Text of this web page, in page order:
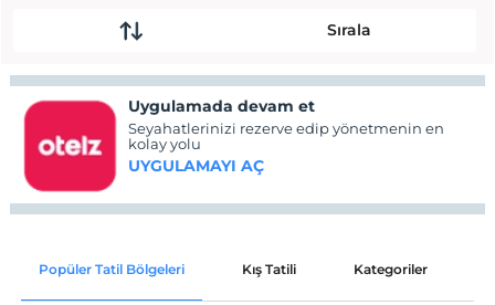
Sırala
Uygulamada devam et
Seyahatlerinizi rezerve edip yönetmenin en
kolay yolu
UYGULAMAYI AÇ
Popüler Tatil Bölgeleri Kış Tatili Kategoriler